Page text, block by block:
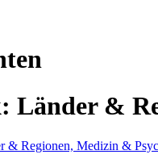
Länder &
& Regionen, Medizin &